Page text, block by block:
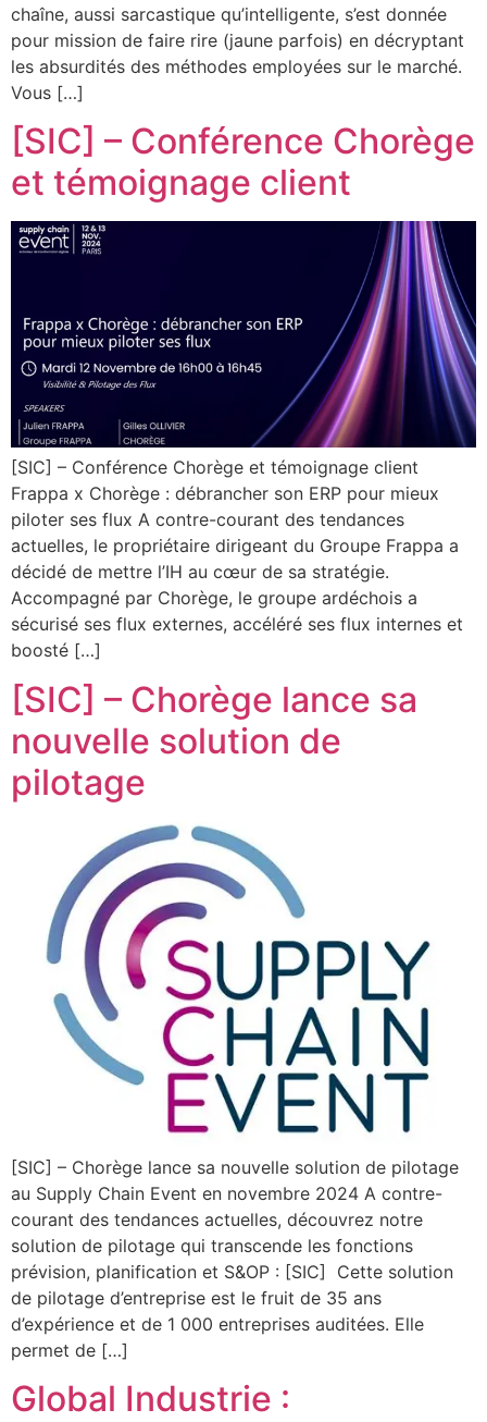
chaîne, aussi sarcastique qu’intelligente, s’est donnée
pour mission de faire rire (jaune parfois) en décryptant
les absurdités des méthodes employées sur le marché.
Vous […]
[SIC] – Conférence Chorège
et témoignage client
[SIC] – Conférence Chorège et témoignage client
Frappa x Chorège : débrancher son ERP pour mieux
piloter ses flux A contre-courant des tendances
actuelles, le propriétaire dirigeant du Groupe Frappa a
décidé de mettre l’IH au cœur de sa stratégie.
Accompagné par Chorège, le groupe ardéchois a
sécurisé ses flux externes, accéléré ses flux internes et
boosté […]
[SIC] – Chorège lance sa
nouvelle solution de
pilotage
[SIC] – Chorège lance sa nouvelle solution de pilotage
au Supply Chain Event en novembre 2024 A contre-
courant des tendances actuelles, découvrez notre
solution de pilotage qui transcende les fonctions
prévision, planification et S&OP : [SIC] Cette solution
de pilotage d’entreprise est le fruit de 35 ans
d’expérience et de 1 000 entreprises auditées. Elle
permet de […]
Global Industrie :